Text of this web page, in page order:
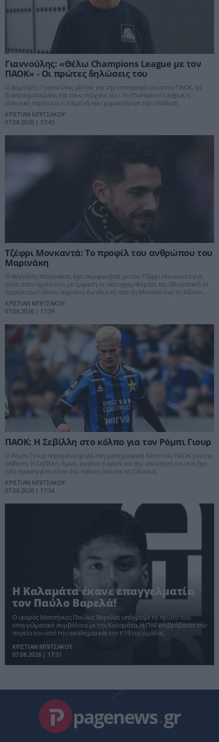
Γιαννούλης: «Θέλω Champions League με τον
ΠΑΟΚ» - Οι πρώτες δηλώσεις του
Ο Δημήτρης Γιαννούλης μίλησε για την επιστροφή του στον ΠΑΟΚ, τις
διαπραγματεύσεις και τους στόχους του. Το Champions League, η
ελληνική παρέα και η επιμονή που χαρακτήρισε την υπόθεση.
ΚΡΙΣΤΙΑΝ ΜΠΙΤΣΑΚΟΥ
07.08.2026 | 17:45
Τζέφρι Μονκαντά: Το προφίλ του ανθρώπου του
Μαρινάκη
Ο Βαγγέλης Μαρινάκης έχει συμφωνήσει με τον Τζέφρι Μονκαντά για
ρόλο στον όμιλό του, με έμφαση σε Νότιγχαμ Φόρεστ και Ολυμπιακό. Η
πορεία του Γάλλου τεχνικού διευθυντή από τη Μονακό έως τη Μίλαν
εξηγεί γιατί θεωρείται ξεχωριστή περίπτωση.
ΚΡΙΣΤΙΑΝ ΜΠΙΤΣΑΚΟΥ
07.08.2026 | 17:39
ΠΑΟΚ: Η Σεβίλλη στο κόλπο για τον Ρόμπι Γιουρ
Ο Ρόμπι Γιουρ παραμένει ψηλά στη μεταγραφική λίστα του ΠΑΟΚ για την
επίθεση. Η Σεβίλλη, όμως, κινείται ενεργά για την απόκτησή του και έχει
ήδη προσεγγίσει τόσο τον παίκτη όσο και τη Σίλνιους.
ΚΡΙΣΤΙΑΝ ΜΠΙΤΣΑΚΟΥ
07.08.2026 | 17:34
Η Καλαμάτα έκανε επαγγελματία
τον Παύλο Βαρελά!
Ο νεαρός Μεσσήνιος Παύλος Βαρελάς υπέγραψε το πρώτο του
επαγγελματικό συμβόλαιο με την Καλαμάτα. Η ΠΑΕ επιβράβευσε την
πορεία του από την ακαδημία και την Κ19 της ομάδας.
ΚΡΙΣΤΙΑΝ ΜΠΙΤΣΑΚΟΥ
07.08.2026 | 17:31
pagenews.gr